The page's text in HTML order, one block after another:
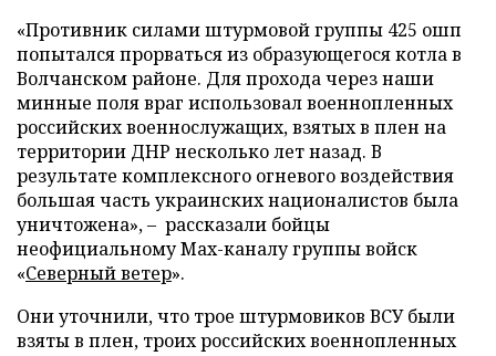
«Противник силами штурмовой группы 425 ошп
попытался прорваться из образующегося котла в
Волчанском районе. Для прохода через наши
минные поля враг использовал военнопленных
российских военнослужащих, взятых в плен на
территории ДНР несколько лет назад. В
результате комплексного огневого воздействия
большая часть украинских националистов была
уничтожена», – рассказали бойцы
неофициальному Max-каналу группы войск
«Северный ветер».
Они уточнили, что трое штурмовиков ВСУ были
взяты в плен, троих российских военнопленных